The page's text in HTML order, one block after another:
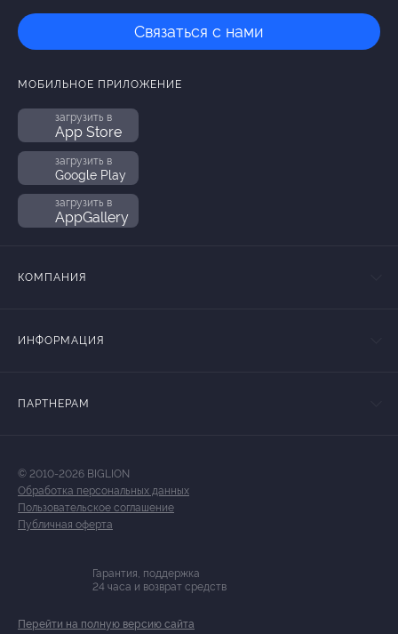
Связаться с нами
МОБИЛЬНОЕ ПРИЛОЖЕНИЕ
загрузить в
App Store
загрузить в
Google Play
загрузить в
AppGallery
КОМПАНИЯ
ИНФОРМАЦИЯ
ПАРТНЕРАМ
© 2010-2026 BIGLION
Обработка персональных данных
Пользовательское соглашение
Публичная оферта
Гарантия, поддержка
24 часа и возврат средств
Перейти на полную версию сайта